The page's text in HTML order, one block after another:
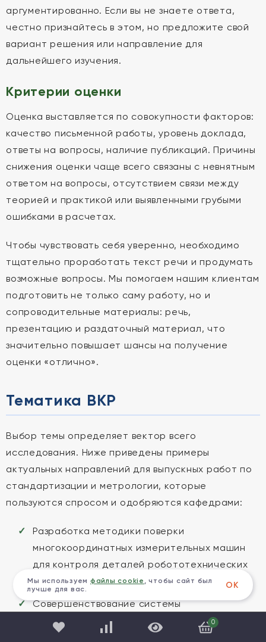
аргументированно. Если вы не знаете ответа,
честно признайтесь в этом, но предложите свой
вариант решения или направление для
дальнейшего изучения.
Критерии оценки
Оценка выставляется по совокупности факторов:
качество письменной работы, уровень доклада,
ответы на вопросы, наличие публикаций. Причины
снижения оценки чаще всего связаны с невнятным
ответом на вопросы, отсутствием связи между
теорией и практикой или выявленными грубыми
ошибками в расчетах.
Чтобы чувствовать себя уверенно, необходимо
тщательно проработать текст речи и продумать
возможные вопросы. Мы помогаем нашим клиентам
подготовить не только саму работу, но и
сопроводительные материалы: речь,
презентацию и раздаточный материал, что
значительно повышает шансы на получение
оценки «отлично».
Тематика ВКР
Выбор темы определяет вектор всего
исследования. Ниже приведены примеры
актуальных направлений для выпускных работ по
стандартизации и метрологии, которые
пользуются спросом и одобряются кафедрами:
Разработка методики поверки
многокоординатных измерительных машин
для контроля деталей робототехнических
комплексов.
Совершенствование системы
метрологического обеспечения на
предприятии машиностроения на основе
0
Мы используем файлы cookie , чтобы сайт был
лучше для вас.
ОК